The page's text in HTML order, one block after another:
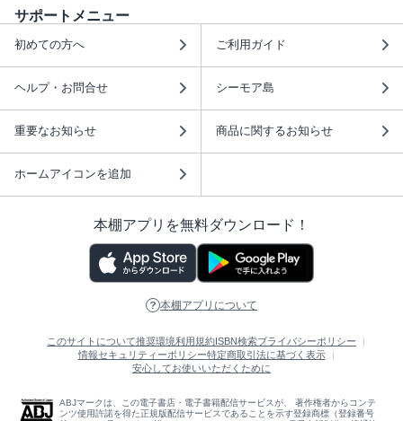
サポートメニュー
初めての方へ ご利用ガイド
ヘルプ・お問合せ シーモア島
重要なお知らせ 商品に関するお知らせ
ホームアイコンを追加
本棚アプリを無料ダウンロード！
本棚アプリについて
このサイトについて推奨環境利用規約 ISBN検索プライバシーポリシー
情報セキュリティーポリシー特定商取引法に基づく表示
安心してお使いいただくために
ABJマークは、この電子書店・電子書籍配信サービスが、 著作権者からコンテ
ンツ使用許諾を得た正規版配信サービスであることを示す登録商標（登録番号